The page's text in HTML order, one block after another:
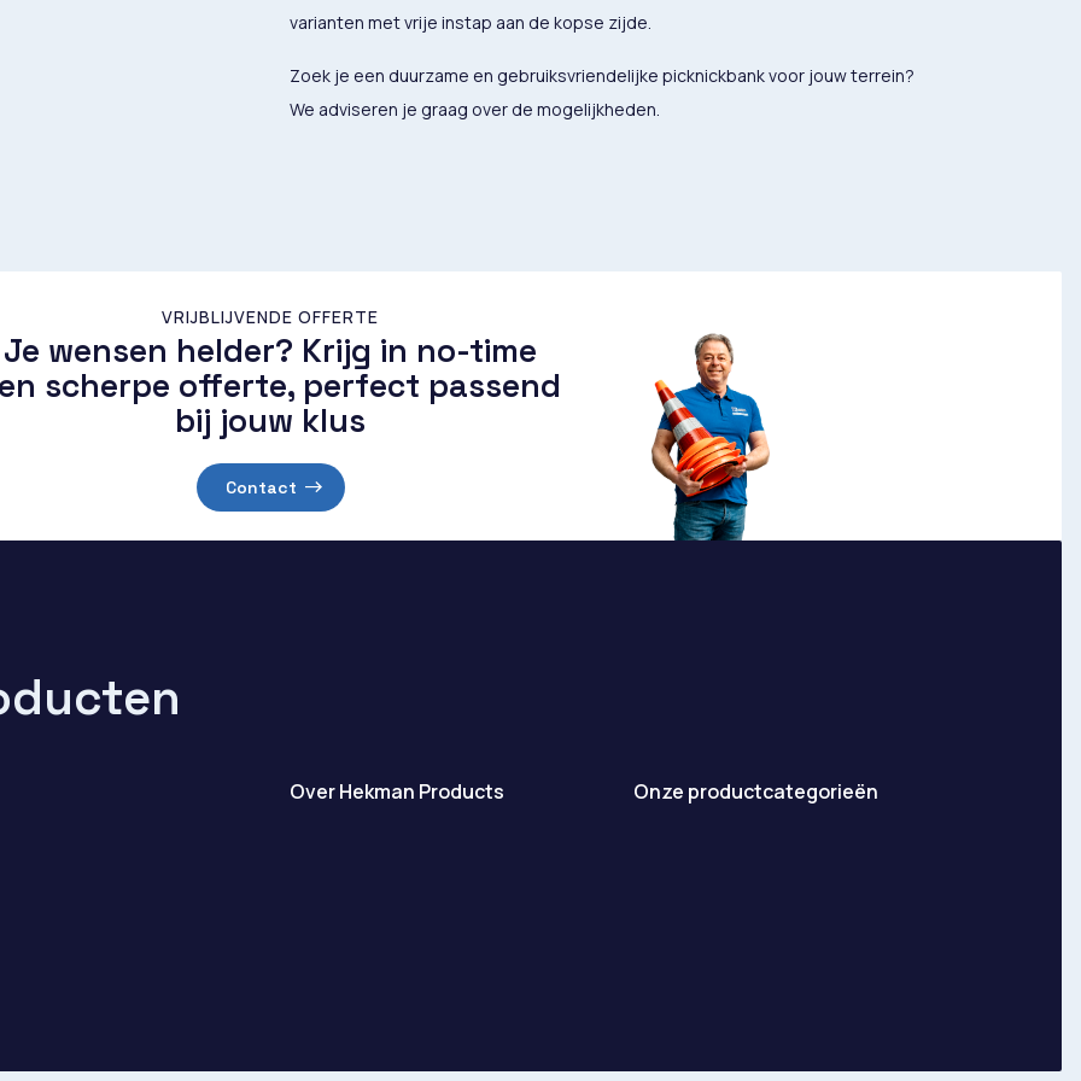
varianten met vrije instap aan de kopse zijde.
Zoek je een duurzame en gebruiksvriendelijke picknickbank voor jouw terrein?
We adviseren je graag over de mogelijkheden.
VRIJBLIJVENDE OFFERTE
Je wensen helder? Krijg in no-time
scherpe offerte, perfect passend
bij jouw klus
Contact
Over Hekman Products Onze productcategorieën